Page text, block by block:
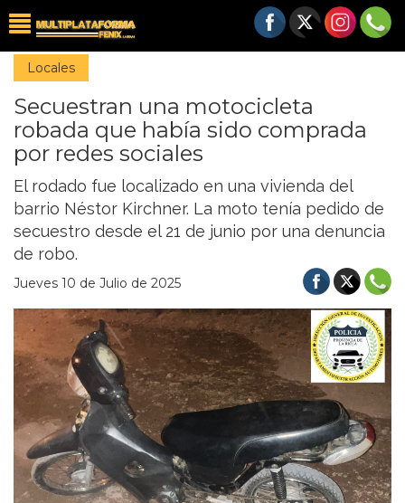
Locales
Secuestran una motocicleta
robada que había sido comprada
por redes sociales
El rodado fue localizado en una vivienda del
barrio Néstor Kirchner. La moto tenía pedido de
secuestro desde el 21 de junio por una denuncia
de robo.
Jueves 10 de Julio de 2025